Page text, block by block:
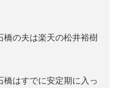
橋の夫は楽天の松井裕樹
橋はすでに安定期に入っ